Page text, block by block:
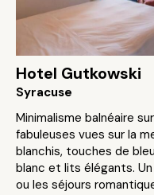
Hotel Gutkowski
Syracuse
Minimalisme balnéaire
fabuleuses vues sur la
blanchis, touches de
blanc et lits élégants.
ou les séjours